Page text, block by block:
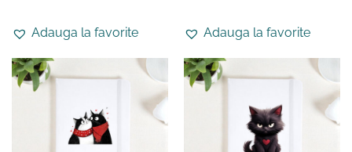
Adauga la favorite Adauga la favorite